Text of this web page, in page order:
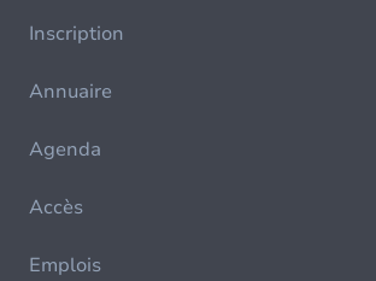
Inscription
Annuaire
Agenda
Accès
Emplois